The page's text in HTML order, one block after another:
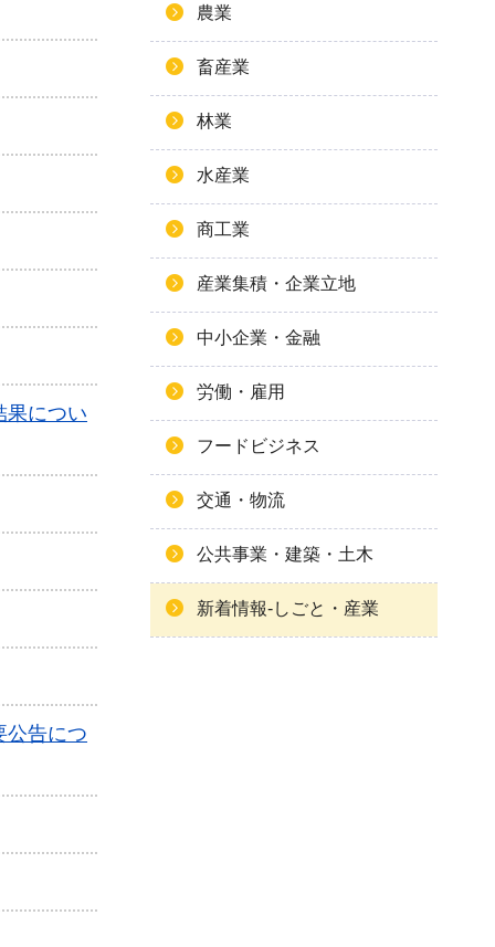
果につい
公告につ
農業
畜産業
林業
水産業
商工業
産業集積・企業立地
中小企業・金融
労働・雇用
フードビジネス
交通・物流
公共事業・建築・土木
新着情報-しごと・産業